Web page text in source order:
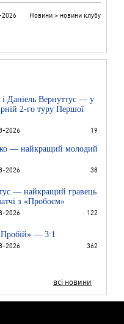
2026 Новини > новини клубу
і Даніель Вернуттус — у
2-го туру Першої
2026 19
— найкращий молодий
2026 38
— найкращий гравець
з «Пробоєм»
2026 122
— 3:1
2026 362
всі новини